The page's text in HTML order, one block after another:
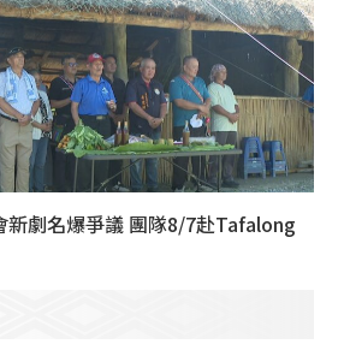
新劇名爆爭議 團隊8/7赴Tafalong